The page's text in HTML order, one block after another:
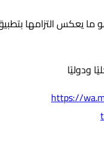
ما يعكس التزامها
ودوليًا
https://